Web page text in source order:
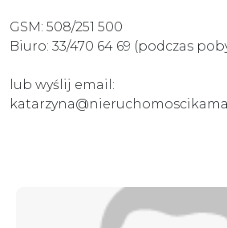
GSM: 508/251 500
Biuro: 33/470 64 69 (podczas
lub wyślij email: